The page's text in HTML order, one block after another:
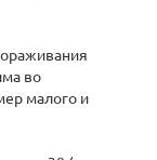
во
малого и